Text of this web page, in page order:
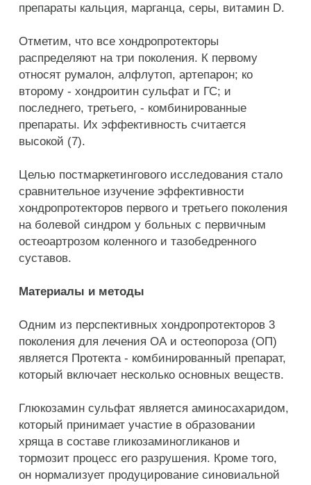
препараты кальция, марганца, серы, витамин D.
Отметим, что все хондропротекторы
распределяют на три поколения. К первому
относят румалон, алфлутоп, артепарон; ко
второму - хондроитин сульфат и ГС; и
последнего, третьего, - комбинированные
препараты. Их эффективность считается
высокой (7).
Целью постмаркетингового исследования стало
сравнительное изучение эффективности
хондропротекторов первого и третьего поколения
на болевой синдром у больных с первичным
остеоартрозом коленного и тазобедренного
суставов.
Материалы и методы
Одним из перспективных хондропротекторов 3
поколения для лечения ОА и остеопороза (ОП)
является Протекта - комбинированный препарат,
который включает несколько основных веществ.
Глюкозамин сульфат является аминосахаридом,
который принимает участие в образовании
хряща в составе гликозаминогликанов и
тормозит процесс его разрушения. Кроме того,
он нормализует продуцирование синовиальной